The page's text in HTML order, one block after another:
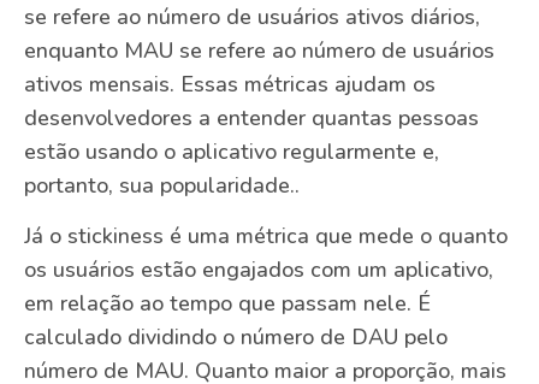
se refere ao número de usuários ativos diários,
enquanto MAU se refere ao número de usuários
ativos mensais. Essas métricas ajudam os
desenvolvedores a entender quantas pessoas
estão usando o aplicativo regularmente e,
portanto, sua popularidade..
Já o stickiness é uma métrica que mede o quanto
os usuários estão engajados com um aplicativo,
em relação ao tempo que passam nele. É
calculado dividindo o número de DAU pelo
número de MAU. Quanto maior a proporção, mais